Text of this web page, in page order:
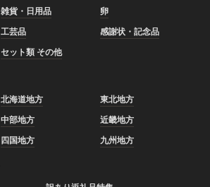
雑貨・日用品
卵
工芸品
感謝状・記念品
セット類 その他
北海道地方
東北地方
中部地方
近畿地方
四国地方 九州地方